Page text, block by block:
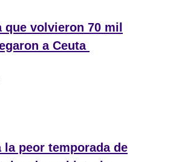
que volvieron 70 mil
a Ceuta
peor temporada de